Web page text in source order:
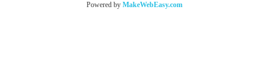
Powered by MakeWebEasy.com